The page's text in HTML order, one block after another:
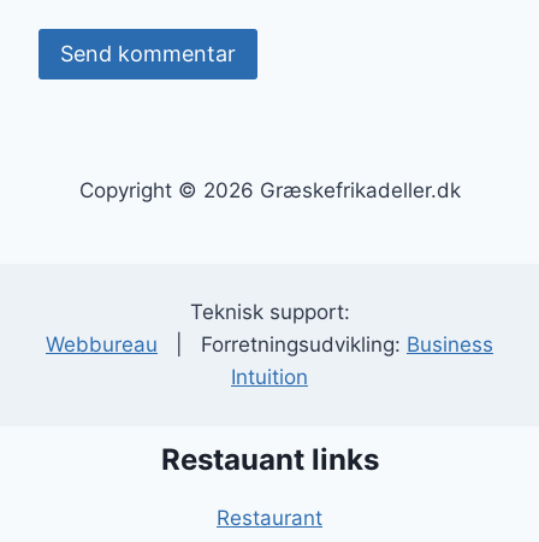
Copyright © 2026 Græskefrikadeller.dk
Teknisk support:
Webbureau | Forretningsudvikling: Business
Intuition
Restauant links
Restaurant